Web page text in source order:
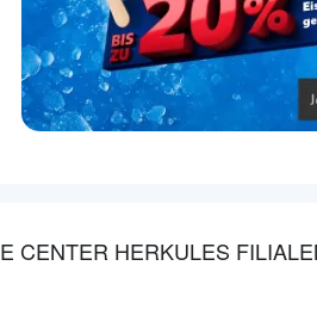
E CENTER HERKULES